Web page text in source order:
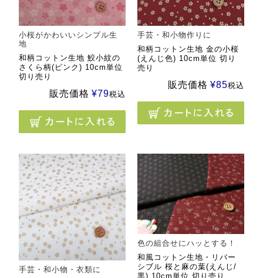
小桜がかわいいシンプル生
地
和柄コットン生地 鮫小紋の
さくら柄(ピンク) 10cm単位
切り売り
販売価格 ¥79税込
手芸・和小物作りに
和柄コットン生地 金の小桜
(えんじ色) 10cm単位 切り
売り
販売価格 ¥85税込
手芸・和小物・衣類に
色の組合せにハッとする！
和風コットン生地・リバー
シブル 桜と麻の葉(えんじ/
黒) 10cm単位 切り売り